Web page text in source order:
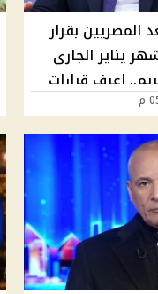
بقرار
يناير الجاري
اعرف قرارات